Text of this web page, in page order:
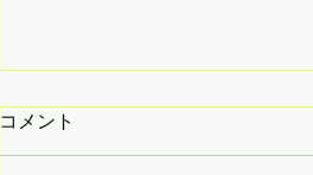
目立ちたくないという心
超雑談です。 人はなぜ、目立ち
コメント